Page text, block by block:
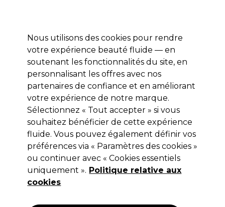
Se connecter
Marques Bons plans Coiffure Electro et Matériel
Livraison et délais
lire la suite
S-PRO
S-PRO Chaise Make-up High Stem
Ciara Noir
(0)
55,69 €185,65 €
Nous utilisons des cookies pour rendre
votre expérience beauté fluide — en
soutenant les fonctionnalités du site, en
personnalisant les offres avec nos
partenaires de confiance et en améliorant
votre expérience de notre marque.
Sélectionnez « Tout accepter » si vous
souhaitez bénéficier de cette expérience
fluide. Vous pouvez également définir vos
préférences via « Paramètres des cookies »
ou continuer avec « Cookies essentiels
uniquement ». Politique relative aux
cookies